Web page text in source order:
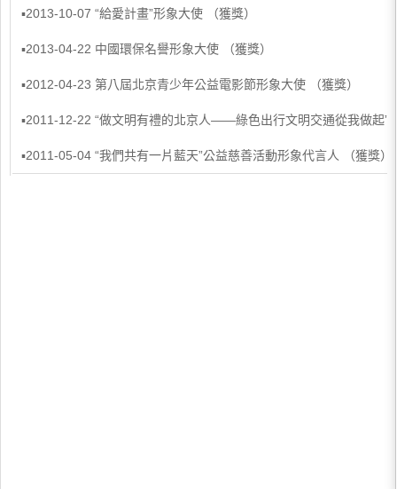
▪2013-10-07 “給愛計畫”形象大使 （獲獎）
▪2013-04-22 中國環保名譽形象大使 （獲獎）
▪2012-04-23 第八屆北京青少年公益電影節形象大使 （獲獎）
▪2011-12-22 “做文明有禮的北京人——綠色出行文明交通從我做起”
▪2011-05-04 “我們共有一片藍天”公益慈善活動形象代言人 （獲獎）